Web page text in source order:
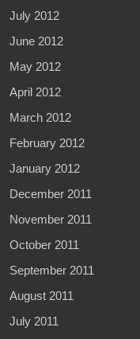
July 2012
June 2012
May 2012
April 2012
March 2012
February 2012
January 2012
December 2011
November 2011
October 2011
September 2011
August 2011
July 2011